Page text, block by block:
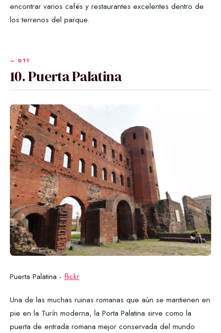
encontrar varios cafés y restaurantes excelentes dentro de
los terrenos del parque.
10. Puerta Palatina
Puerta Palatina - flickr
Una de las muchas ruinas romanas que aún se mantienen en
pie en la Turín moderna, la Porta Palatina sirve como la
puerta de entrada romana mejor conservada del mundo